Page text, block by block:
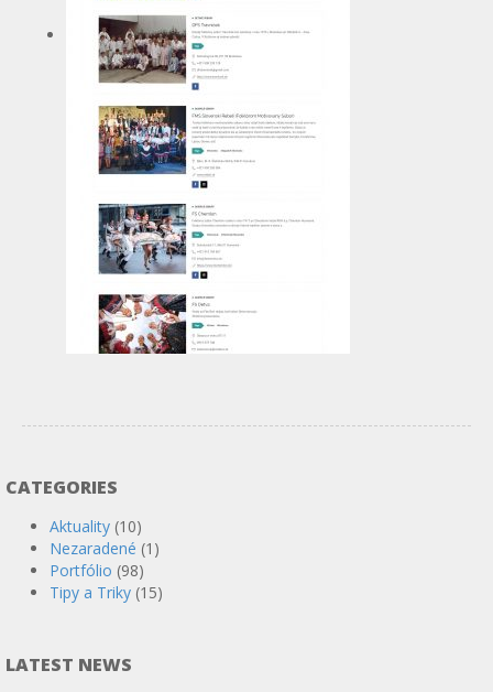
CATEGORIES
Aktuality (10)
Nezaradené (1)
Portfólio (98)
Tipy a Triky (15)
LATEST NEWS